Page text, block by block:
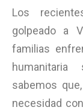
Los
golpeado a
familias
sabemos
necesidad